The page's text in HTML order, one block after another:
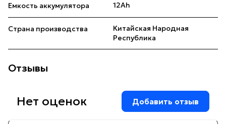
Емкость аккумулятора 12Ah
Страна производства
Китайская Народная
Республика
Отзывы
Нет оценок Добавить отзыв